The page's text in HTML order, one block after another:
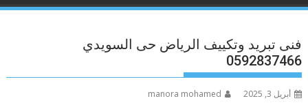
فنى تبريد وتكييف الرياض حى السويدي
0592837466
أبريل 3, 2025 manora mohamed